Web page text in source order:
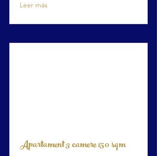
Leer más
Apartament 3 camere 150 sqm